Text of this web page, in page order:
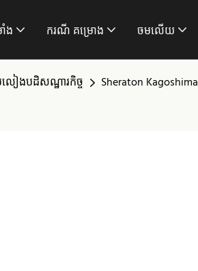
ង ករណី គម្រោង ចមលើយ
ៀងបដិសណ្ឋារកិច្ច Sheraton Kagoshima